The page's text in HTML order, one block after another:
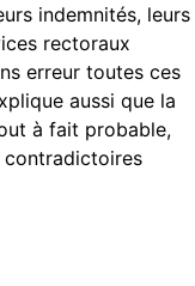
indemnités, leurs
rectoraux
erreur toutes ces
aussi que la
à fait probable,
contradictoires